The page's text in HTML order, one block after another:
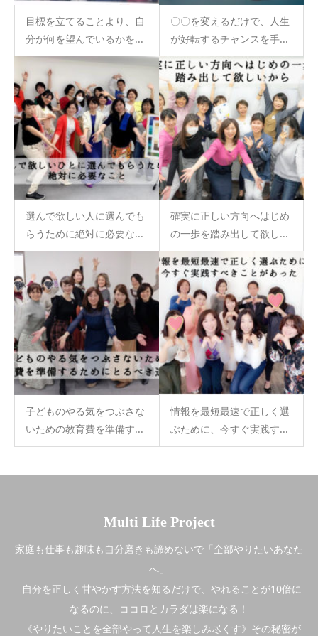
目標を立てることより、自
分が何を望んでいるかを...
〇〇を変えるだけで、人生
が好転するチャンスを手...
選んで欲しい人に選んでも
らうために絶対に必要な...
確実に正しい方向へはじめ
の一歩を踏み出して欲し...
子どものやる気をつぶさな
いための教育費を準備す...
情報を最短最速で正しく選
ぶために、今すぐ実践す...
Multi Life Project
家庭も仕事も趣味も自分磨きも諦めないで「全部やりたいあなた
へ」
自分を正しく甘やかす方法を知るだけで、やれることが10倍に
なるのに、ココロとカラダは楽になる！
《やりたいことを全部やって人生を楽しみ尽くす》その秘密が